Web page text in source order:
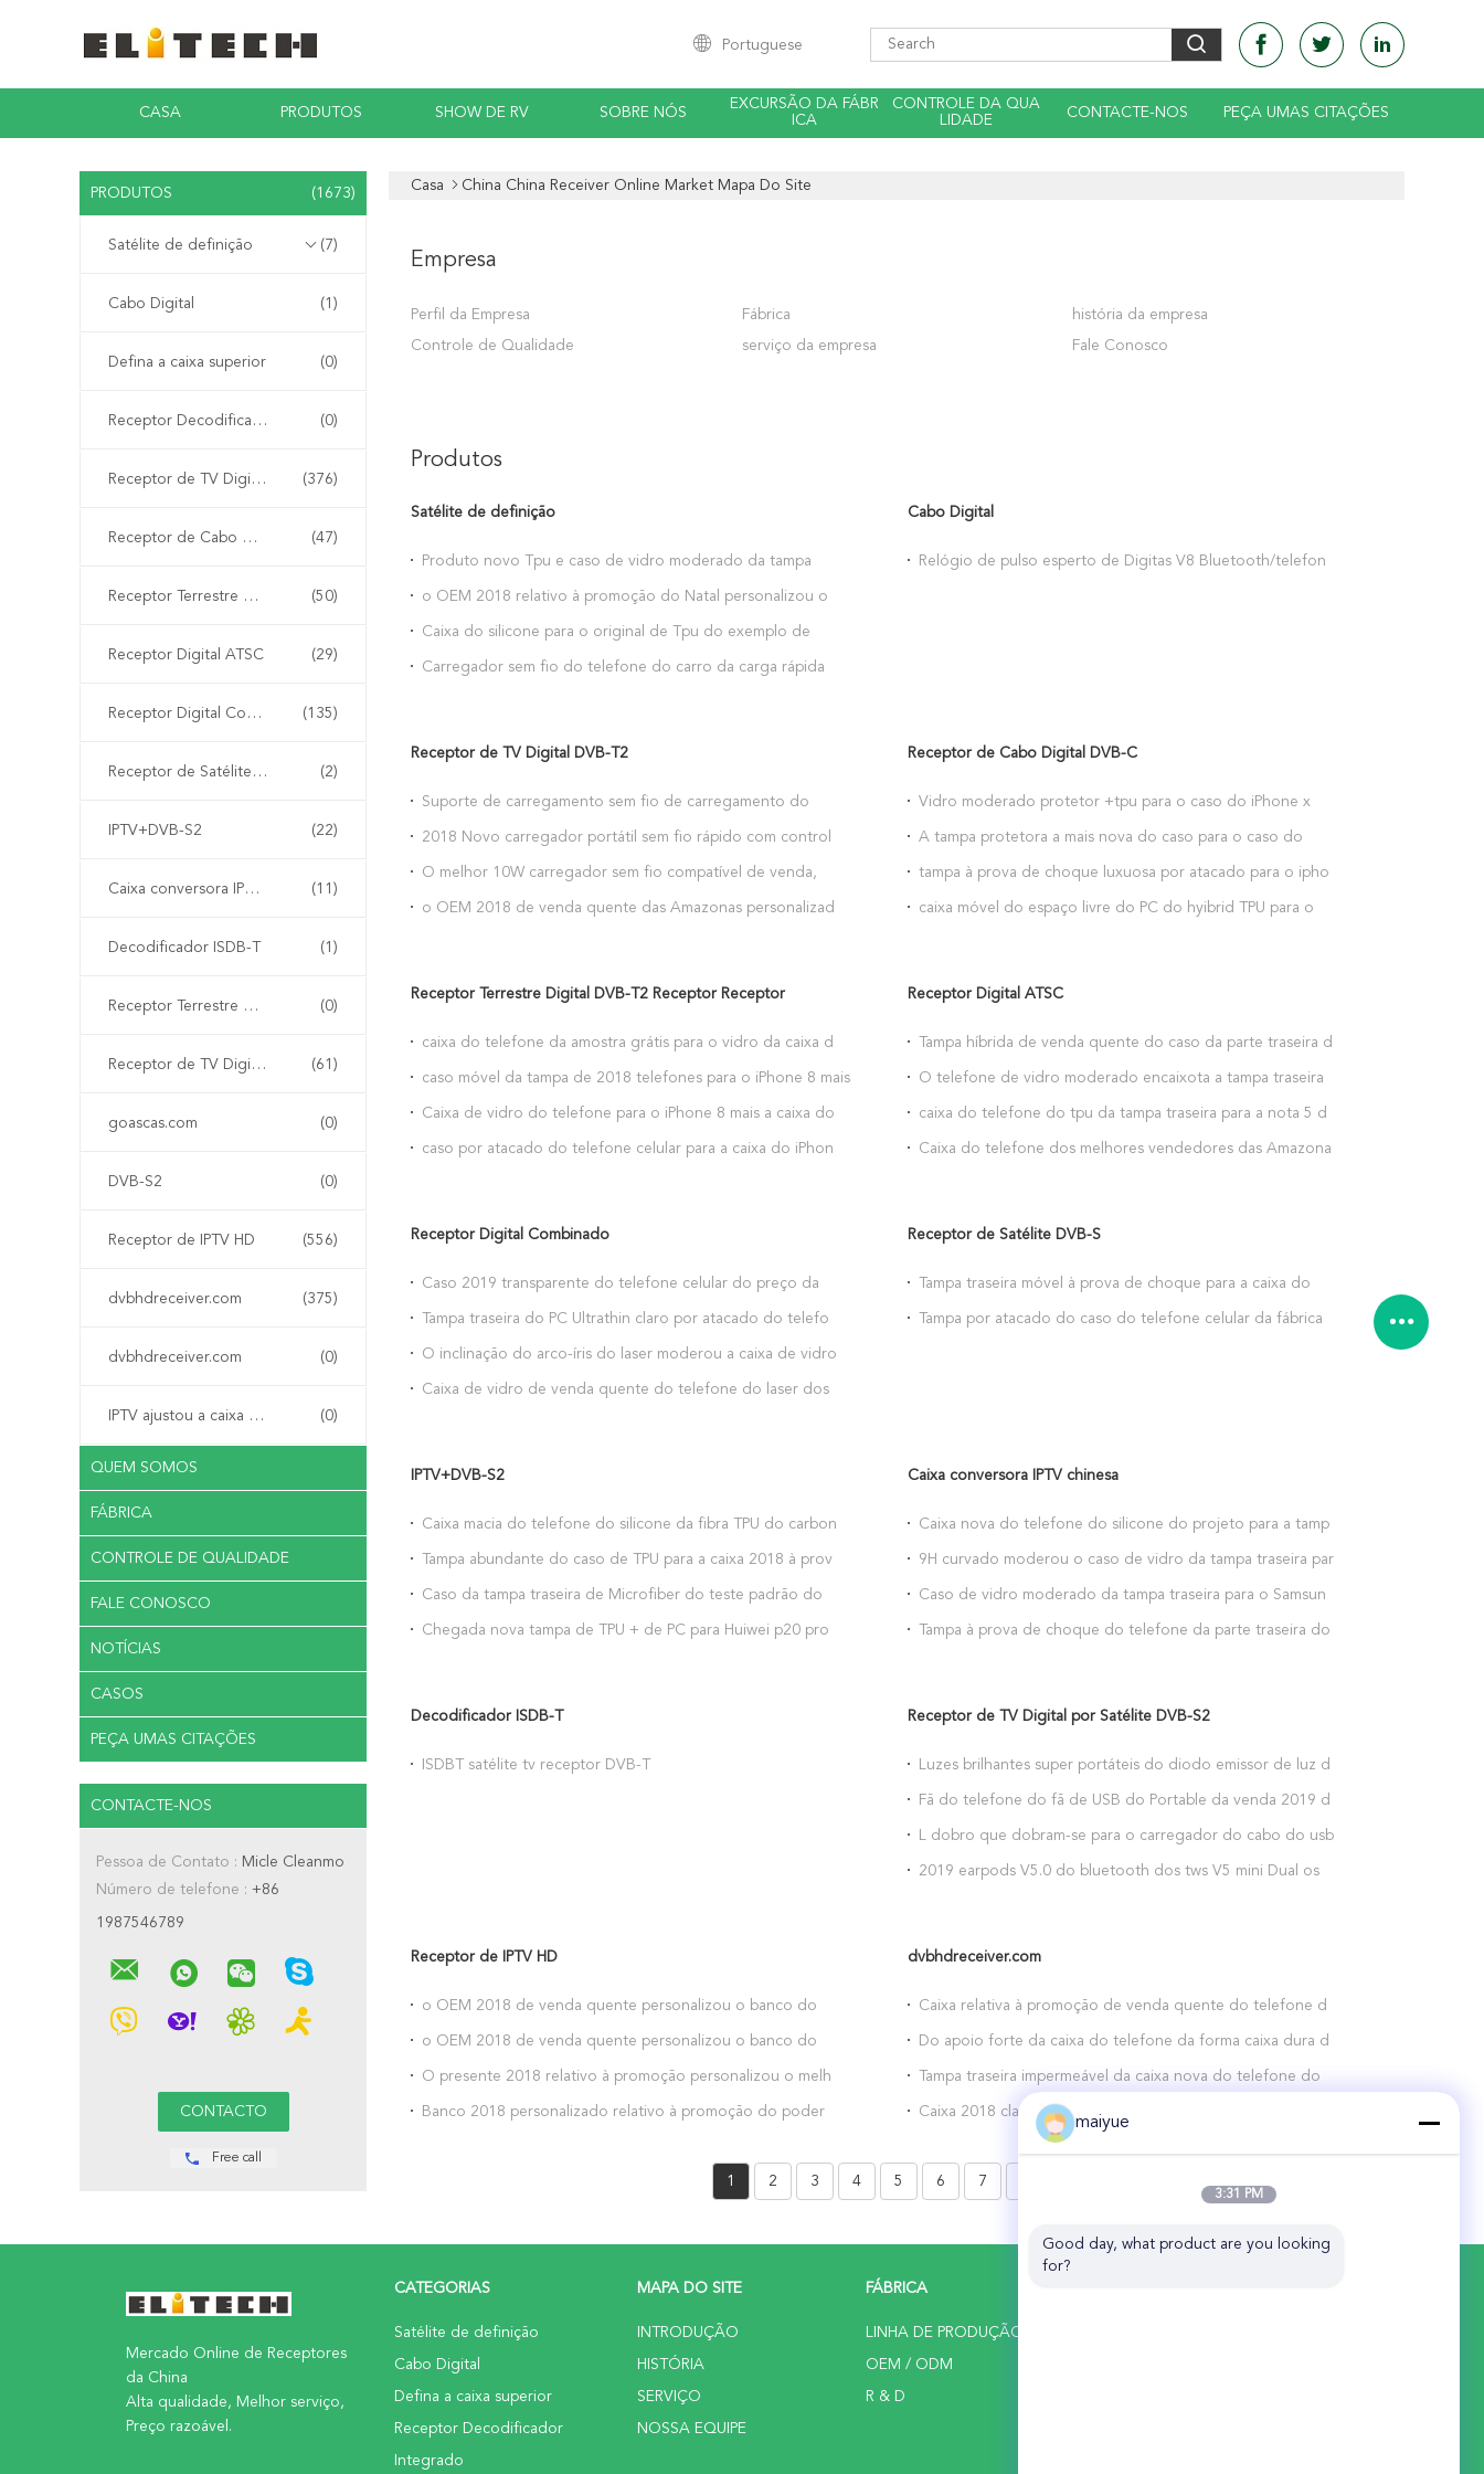
Portuguese
CASA PRODUTOS SHOW DE RV SOBRE NÓS
EXCURSÃO DA FÁBR
ICA
CONTROLE DA QUA
LIDADE
CONTACTE-NOS PEÇA UMAS CITAÇÕES
PRODUTOS (1673)
Satélite de definição (7)
Cabo Digital (1)
Defina a caixa superior (0)
Receptor Decodificador Integrado (0)
Receptor de TV Digital DVB-T2 (376)
Receptor de Cabo Digital DVB-C (47)
Receptor Terrestre Digital DVB-T2 Receptor Receptor (50)
Receptor Digital ATSC (29)
Receptor Digital Combinado (135)
Receptor de Satélite DVB-S (2)
IPTV+DVB-S2 (22)
Caixa conversora IPTV chinesa (11)
Decodificador ISDB-T (1)
Receptor Terrestre Digital DVB-T (0)
Receptor de TV Digital por Satélite DVB-S2 (61)
goascas.com (0)
DVB-S2 (0)
Receptor de IPTV HD (556)
dvbhdreceiver.com (375)
dvbhdreceiver.com (0)
IPTV ajustou a caixa superior (0)
QUEM SOMOS
FÁBRICA
CONTROLE DE QUALIDADE
FALE CONOSCO
NOTÍCIAS
CASOS
PEÇA UMAS CITAÇÕES
CONTACTE-NOS
Pessoa de Contato : Micle Cleanmo
Número de telefone : +86
1987546789
Free call
Casa China China Receiver Online Market Mapa Do Site
Empresa
Perfil da Empresa Fábrica
história da empresa
Controle de Qualidade
serviço da empresa Fale Conosco
Produtos
Satélite de definição
Produto novo Tpu e caso de vidro moderado da tampa
traseira para Iphone X
o OEM 2018 relativo à promoção do Natal personalizou o
módulo de carregamento sem fio encaixado Qi da doca para
o companheiro 20 de Huawei
Caixa do silicone para o original de Tpu do exemplo de
Apple Iphone X
Carregador sem fio do telefone do carro da carga rápida
Cabo Digital
Relógio de pulso esperto de Digitas V8 Bluetooth/telefone
Receptor de TV Digital DVB-T2
Suporte de carregamento sem fio de carregamento do
telefone do carro do respiradouro de ar do suporte do
carro de 2019 rádios para o iphone Xs máximo
2018 Novo carregador portátil sem fio rápido com controle
de sensor Luz noturna LED para iphone 7/8/X/XS max xr para
O melhor 10W carregador sem fio compatível de venda,
suporte do telefone do carro com o suporte de
carregamento rápido sem fio do telefone
o OEM 2018 de venda quente das Amazonas personalizado
Receptor de Cabo Digital DVB-C
Vidro moderado protetor +tpu para o caso do iPhone x
A tampa protetora a mais nova do caso para o caso do
tampa à prova de choque luxuosa por atacado para o iphone
caixa móvel do espaço livre do PC do hyibrid TPU para o
Receptor Terrestre Digital DVB-T2 Receptor Receptor
caixa do telefone da amostra grátis para o vidro da caixa do
caso móvel da tampa de 2018 telefones para o iPhone 8 mais
Caixa de vidro do telefone para o iPhone 8 mais a caixa do
caso por atacado do telefone celular para a caixa do iPhone
Receptor Digital ATSC
Tampa híbrida de venda quente do caso da parte traseira do
vidro do PC para o SE de Apple IPhone
O telefone de vidro moderado encaixota a tampa traseira
para o explorador de Xiaomi MI 8
caixa do telefone do tpu da tampa traseira para a nota 5 de
Redmi PRO
Caixa do telefone dos melhores vendedores das Amazonas
Receptor Digital Combinado
Caso 2019 transparente do telefone celular do preço da
promoção para Huawei P30
Tampa traseira do PC Ultrathin claro por atacado do telefone
celular para o exemplo de Huawei P30
O inclinação do arco-íris do laser moderou a caixa de vidro
do telefone para a tampa traseira do xiaomi mi9
Caixa de vidro de venda quente do telefone do laser dos
Receptor de Satélite DVB-S
Tampa traseira móvel à prova de choque para a caixa do
Tampa por atacado do caso do telefone celular da fábrica
IPTV+DVB-S2
Caixa macia do telefone do silicone da fibra TPU do carbono
para a honra 8x de Huawei
Tampa abundante do caso de TPU para a caixa 2018 à prova
de choque do telefone da fibra do carbono de Huawei Y6
Caso da tampa traseira de Microfiber do teste padrão do
lichi para Huawei Y6 2018
Chegada nova tampa de TPU + de PC para Huiwei p20 pro
Caixa conversora IPTV chinesa
Caixa nova do telefone do silicone do projeto para a tampa
do caso do Samsung Galaxy S10
9H curvado moderou o caso de vidro da tampa traseira para
o iPhone XR XS
Caso de vidro moderado da tampa traseira para o Samsung
Tampa à prova de choque do telefone da parte traseira do
Decodificador ISDB-T
ISDBT satélite tv receptor DVB-T
Receptor de TV Digital por Satélite DVB-S2
Luzes brilhantes super portáteis do diodo emissor de luz do
Usb da lâmpada da luz do diodo emissor de luz do Usb para
do poder
Fã do telefone do fã de USB do Portable da venda 2019 da
venda por atacado da fábrica mini para Smartphone 2 em 1
mini fã para o iPhone para Android
L dobro que dobram-se para o carregador do cabo do usb
do iPhone e a sincronização dos dados cabografam
2019 earpods V5.0 do bluetooth dos tws V5 mini Dual os
Receptor de IPTV HD
o OEM 2018 de venda quente personalizou o banco do
poder do caderno do carregador do carro 8000mah para
Samsung para o iPhone Xs máximo
o OEM 2018 de venda quente personalizou o banco do
poder carregador rápido de um QC de 10000 mah para
Samsung para o iPhone Xs máximo
O presente 2018 relativo à promoção personalizou o melhor
banco do poder do saco da placa de banco do poder para o
iPhone Xs máximo
Banco 2018 personalizado relativo à promoção do poder do
dvbhdreceiver.com
Caixa relativa à promoção de venda quente do telefone do
ímã da forma dos presentes do Natal para o caso da tampa
de Iphone
Do apoio forte da caixa do telefone da forma caixa dura de
carregamento sem fio do telefone do ímã do Não-
deslizamento
Tampa traseira impermeável da caixa nova do telefone do
silicone 2018 para a caixa ultra fina do telefone do iPhone X
TPU para o iPhone XS XR XS máximo
Caixa 2018 clara à prova de choque do tpu do telefone
celular do projeto novo feito sob encomenda do OEM para
o iPhone Xr
1
2 3 4 5 6 7
Mercado Online de Receptores
da China
Alta qualidade, Melhor serviço,
Preço razoável.
CATEGORIAS
Satélite de definição
Cabo Digital
Defina a caixa superior
Receptor Decodificador
Integrado
MAPA DO SITE
INTRODUÇÃO
HISTÓRIA
SERVIÇO
NOSSA EQUIPE
FÁBRICA
LINHA DE PRODUÇÃO
OEM / ODM
R & D
maiyue
3:31 PM
Good day, what product are you looking
for?